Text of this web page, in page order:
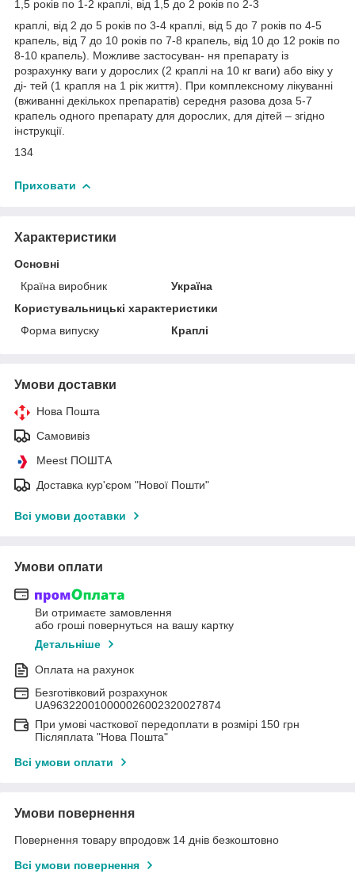
1,5 років по 1-2 краплі, від 1,5 до 2 років по 2-3
краплі, від 2 до 5 років по 3-4 краплі, від 5 до 7 років по 4-5
крапель, від 7 до 10 років по 7-8 крапель, від 10 до 12 років по
8-10 крапель). Можливе застосуван- ня препарату із
розрахунку ваги у дорослих (2 краплі на 10 кг ваги) або віку у
ді- тей (1 крапля на 1 рік життя). При комплексному лікуванні
(вживанні декількох препаратів) середня разова доза 5-7
крапель одного препарату для дорослих, для дітей – згідно
інструкції.
134
Приховати
Характеристики
Основні
Країна виробник
Україна
Користувальницькі характеристики
Форма випуску
Краплі
Умови доставки
Нова Пошта
Самовивіз
Meest ПОШТА
Доставка кур'єром "Нової Пошти"
Всі умови доставки
Умови оплати
Ви отримаєте замовлення
або гроші повернуться на вашу картку
Детальніше
Оплата на рахунок
Безготівковий розрахунок
UA963220010000026002320027874
При умові часткової передоплати в розмірі 150 грн
Післяплата "Нова Пошта"
Всі умови оплати
Умови повернення
Повернення товару впродовж 14 днів безкоштовно
Всі умови повернення